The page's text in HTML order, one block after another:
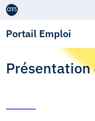
Aller au contenu
Portail Emploi